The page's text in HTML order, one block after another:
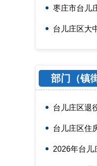
枣庄市台儿
台儿庄区大
部门（镇
台儿庄区退
台儿庄区住
2026年台儿